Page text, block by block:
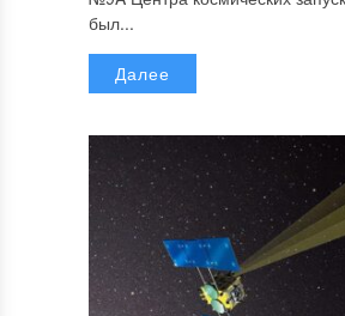
был...
Далее